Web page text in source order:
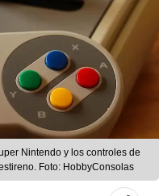
Nintendo y los controles de
Foto: HobbyConsolas